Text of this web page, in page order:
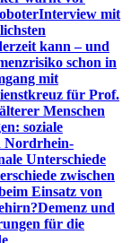
Interview mit
kann – und
schon in
mit
für Prof.
Menschen
soziale
Nordrhein-
Unterschiede
zwischen
Einsatz von
Demenz und
für die